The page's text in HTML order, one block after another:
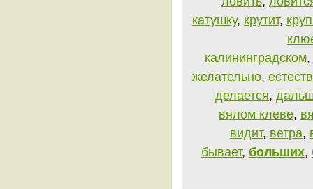
катушку, крутит,
калининградском,
желательно,
делается,
вялом клеве,
видит, ветра,
бывает, больших,